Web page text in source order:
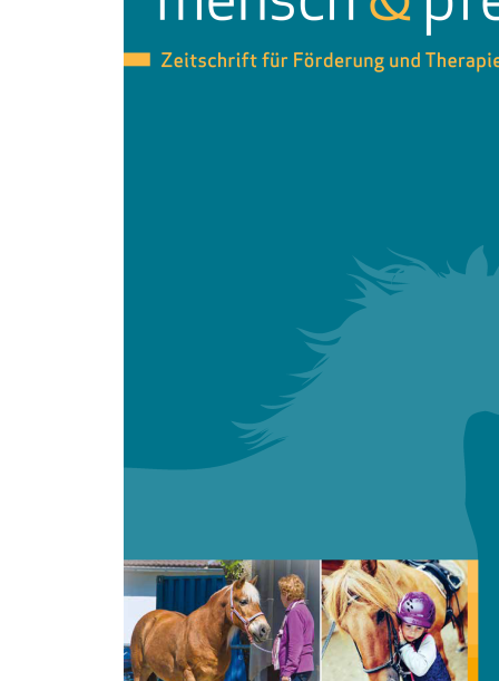
Zum Anfang der Bildergalerie springen
English Abstracts
Digitale Ausgabe
inkl. MwSt.